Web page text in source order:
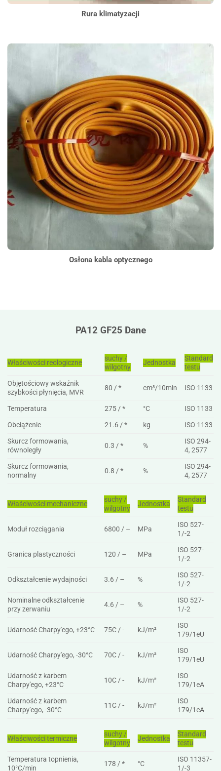
Rura klimatyzacji
Osłona kabla optycznego
PA12 GF25 Dane
Właściwości reologiczne
suchy /
wilgotny
Jednostka
Standard
testu
Objętościowy wskaźnik
szybkości płynięcia, MVR
80 / * cm³/10min ISO 1133
Temperatura 275 / * °C
ISO 1133
Obciążenie
21.6 / * kg
ISO 1133
Skurcz formowania,
równoległy
0.3 / * %
ISO 294-
4, 2577
Skurcz formowania,
normalny
0.8 / * %
ISO 294-
4, 2577
Właściwości mechaniczne
suchy /
wilgotny
Jednostka
Standard
testu
Moduł rozciągania 6800 / – MPa
ISO 527-
1/-2
Granica plastyczności 120 / – MPa
ISO 527-
1/-2
Odkształcenie wydajności 3.6 / – %
ISO 527-
1/-2
Nominalne odkształcenie
przy zerwaniu
4.6 / – %
ISO 527-
1/-2
Udarność Charpy'ego, +23°C 75C / - kJ/m²
ISO
179/1eU
Udarność Charpy'ego, -30°C 70C / - kJ/m²
ISO
179/1eU
Udarność z karbem
Charpy'ego, +23°C
10C / - kJ/m²
ISO
179/1eA
Udarność z karbem
Charpy'ego, -30°C
11C / - kJ/m²
ISO
179/1eA
Właściwości termiczne
suchy /
wilgotny
Jednostka
Standard
testu
Temperatura topnienia,
10°C/min
178 / * °C
ISO 11357-
1/-3